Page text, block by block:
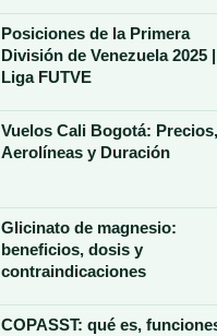
Posiciones de la Primera
División de Venezuela 2025 |
Liga FUTVE
Vuelos Cali Bogotá: Precios,
Aerolíneas y Duración
Glicinato de magnesio:
beneficios, dosis y
contraindicaciones
COPASST: qué es,